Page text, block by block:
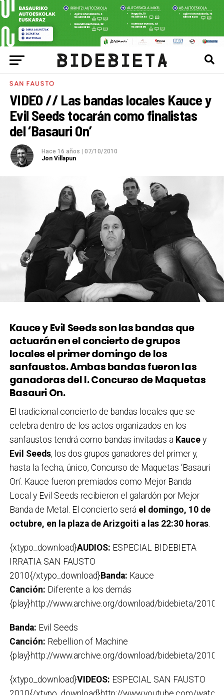
SAN FAUSTO
VIDEO // Las bandas locales Kauce y
Evil Seeds tocarán como finalistas
del ‘Basauri On’
Hace 16 años
07/10/2010
Jon Villapun
Kauce y Evil Seeds son las bandas que
actuarán en el concierto de grupos
locales el primer domingo de los
sanfaustos. Ambas bandas fueron las
ganadoras del I. Concurso de Maquetas
Basauri On.
El tradicional concierto de bandas locales que se
celebra dentro de los actos organizados en los
sanfaustos tendrá como bandas invitadas a Kaucey
Evil Seeds, los dos grupos ganadores del primer y,
hasta la fecha, único, Concurso de Maquetas ‘Basauri
On’. Kauce fueron premiados como Mejor Banda
Local y Evil Seeds recibieron el galardón por Mejor
Banda de Metal. El concierto será el domingo, 10 de
octubre, en la plaza de Arizgoiti a las 22:30 horas.
{xtypo_download}AUDIOS: ESPECIAL BIDEBIETA
IRRATIA SAN FAUSTO
2010{/xtypo_download}Banda: Kauce
Canción: Diferente a los demás
{play}http://www.archive.org/download/bidebieta/
Banda: Evil Seeds
Canción: Rebellion of Machine
{play}http://www.archive.org/download/bidebieta/
{xtypo_download}VIDEOS: ESPECIAL SAN FAUSTO